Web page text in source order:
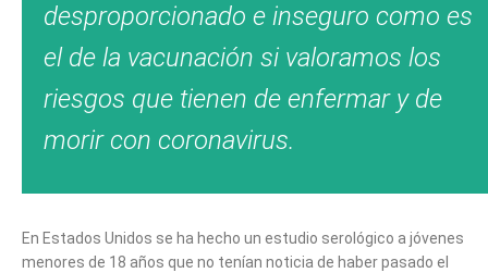
desproporcionado e inseguro como es
el de la vacunación si valoramos los
riesgos que tienen de enfermar y de
morir con coronavirus.
En Estados Unidos se ha hecho un estudio serológico a jóvenes
menores de 18 años que no tenían noticia de haber pasado el